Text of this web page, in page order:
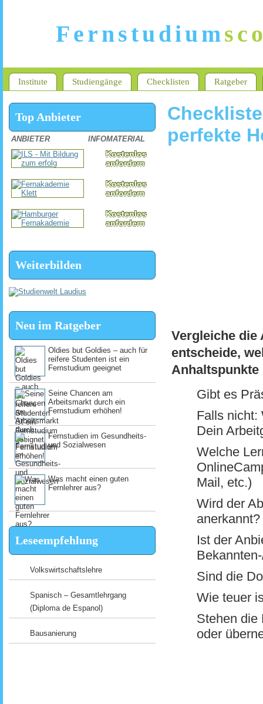
Fernstudium
Institute Studiengänge Checklisten Ratgeber
perfekte
Vergleiche die
entscheide,
Anhaltspunkte
Gibt es
Falls nicht:
Dein
Welche
Mail, etc.)
Wird der
anerkannt?
Ist der
Sind die
Wie teuer
Stehen die
oder
Top Anbieter
ANBIETER INFOMATERIAL
Kostenlos
anfordern
Kostenlos
anfordern
Kostenlos
anfordern
Weiterbilden
Neu im Ratgeber
Oldies but Goldies – auch für
reifere Studenten ist ein
Fernstudium geeignet
Seine Chancen am
Arbeitsmarkt durch ein
Fernstudium erhöhen!
Fernstudien im Gesundheits-
und Sozialwesen
Was macht einen guten
Fernlehrer aus?
Leseempfehlung
Volkswirtschaftslehre
Spanisch – Gesamtlehrgang
(Diploma de Espanol)
Bausanierung